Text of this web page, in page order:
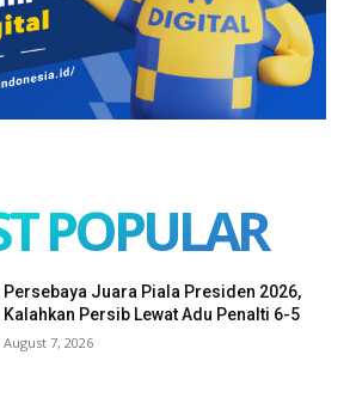
POPULAR
Persebaya Juara Piala Presiden 2026,
Kalahkan Persib Lewat Adu Penalti 6-5
August 7, 2026